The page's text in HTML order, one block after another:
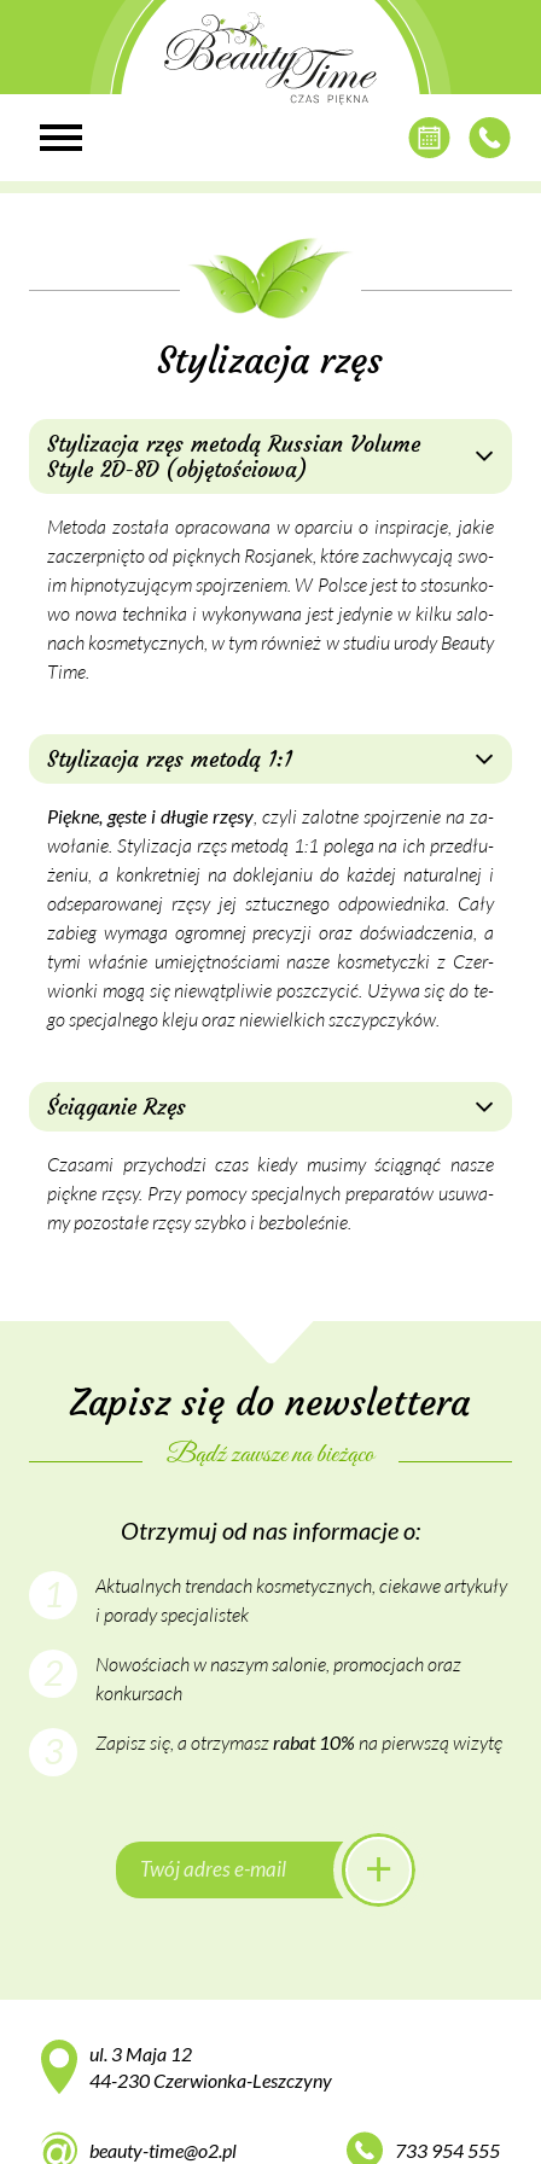
Stylizacja rzęs
Stylizacja rzęs metodą Russian Volume
Style 2D-8D (objętościowa)
Me­to­da zo­sta­ła opra­co­wa­na w opar­ciu o in­spi­ra­cje, ja­kie
za­czerp­nię­to od pięk­nych Ro­sja­nek, któ­re za­chwy­ca­ją swo­
im hip­no­ty­zu­ją­cym spoj­rze­niem. W Pol­sce jest to sto­sun­ko­
wo no­wa tech­ni­ka i wy­ko­ny­wa­na jest je­dy­nie w kil­ku sa­lo­
nach ko­sme­tycz­nych, w tym rów­nież w stu­diu uro­dy Be­au­ty
Ti­me.
Stylizacja rzęs metodą 1:1
Pięk­ne, gę­ste i dłu­gie rzę­sy, czy­li za­lot­ne spoj­rze­nie na za­
wo­ła­nie. Sty­li­za­cja rzęs me­to­dą 1:1 po­le­ga na ich prze­dłu­
że­niu, a kon­kret­niej na do­kle­ja­niu do każ­dej na­tu­ral­nej i
od­se­pa­ro­wa­nej rzę­sy jej sztucz­ne­go od­po­wied­ni­ka. Ca­ły
za­bieg wy­ma­ga ogrom­nej pre­cy­zji oraz do­świad­cze­nia, a
ty­mi wła­śnie umie­jęt­no­ścia­mi na­sze ko­sme­tycz­ki z Czer­
wion­ki mo­gą się nie­wąt­pli­wie po­szczy­cić. Uży­wa się do te­
go spe­cjal­ne­go kle­ju oraz nie­wiel­kich szczyp­czy­ków.
Ściąganie Rzęs
Cza­sa­mi przy­cho­dzi czas kie­dy mu­si­my ścią­gnąć na­sze
pięk­ne rzę­sy. Przy po­mo­cy spe­cjal­nych pre­pa­ra­tów usu­wa­
my po­zo­sta­łe rzę­sy szyb­ko i bez­bo­le­śnie.
Zapisz się do newslettera
Bądź za­wsze na bie­żą­co
Otrzy­muj od nas in­for­ma­cje o:
1
Aktualnych trendach kosmetycznych, ciekawe artykuły
i porady specjalistek
2
Nowościach w naszym salonie, promocjach oraz
konkursach
3 Zapisz się, a otrzymaszrabat 10% na pierwszą wizytę
ul. 3 Maja 12
44-230 Czerwionka-Leszczyny
beauty-time@o2.pl 733 954 555